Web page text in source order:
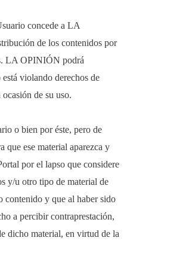
concede a LA
de los contenidos por
LA OPINIÓN podrá
violando derechos de
de su uso.
o bien por éste, pero de
que ese material aparezca y
por el lapso que considere
y/u otro tipo de material de
contenido y que al haber sido
a percibir contraprestación,
dicho material, en virtud de la